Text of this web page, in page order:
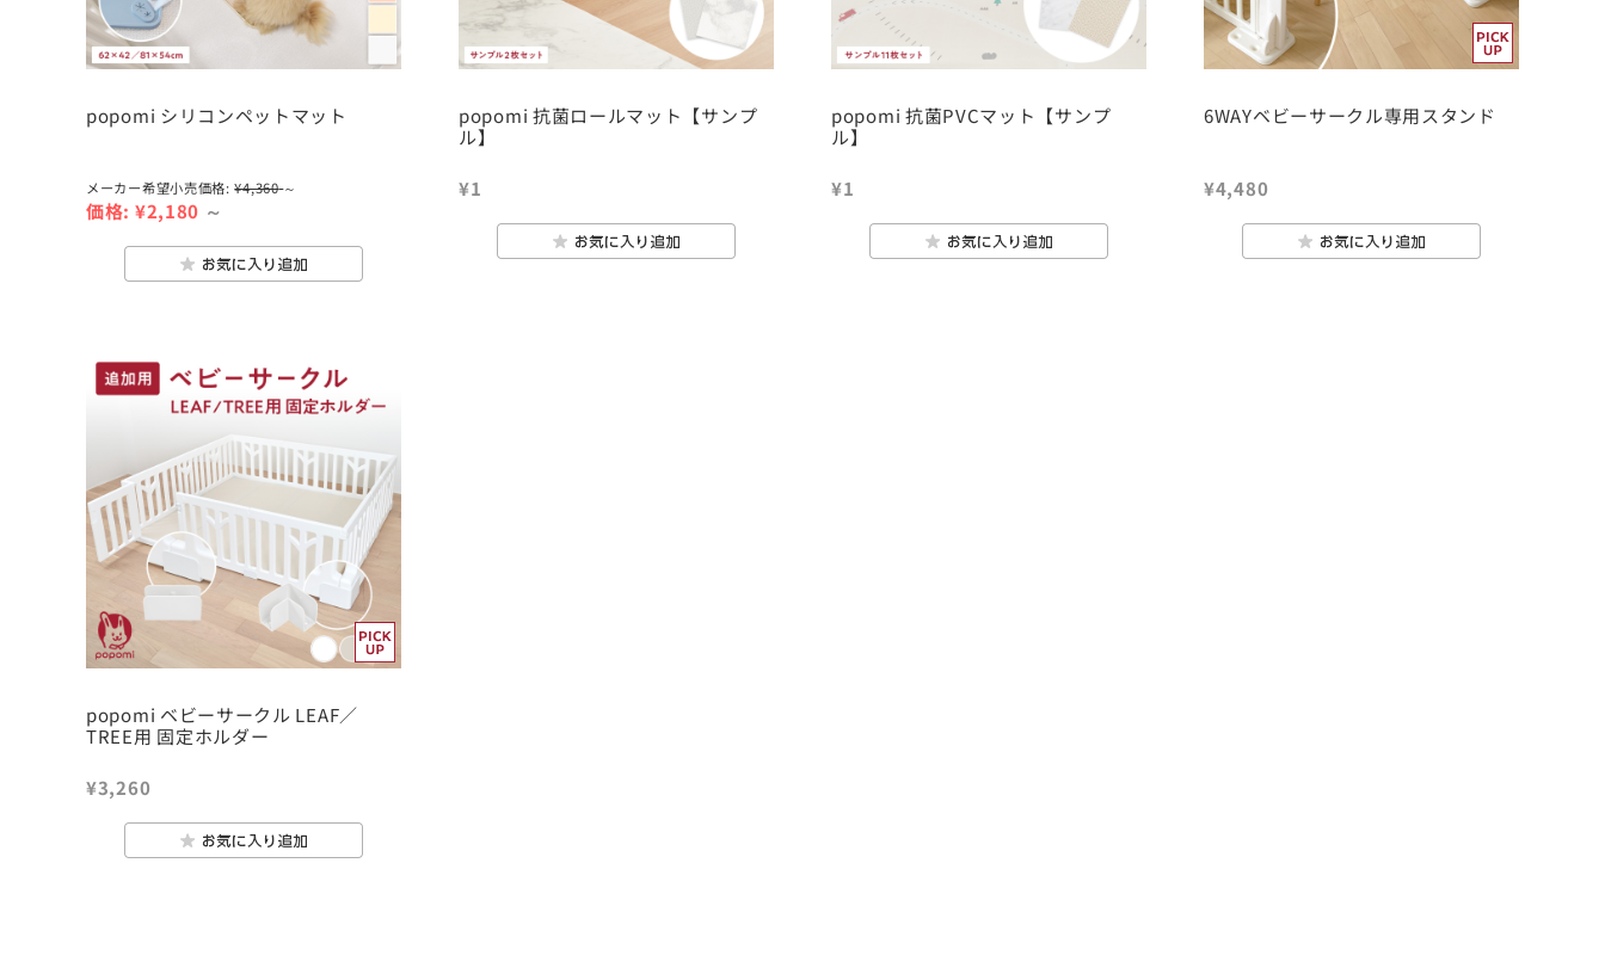
popomi シリコンペットマット
メーカー希望小売価格: ¥4,360 ～
価格: ¥2,180 ～
popomi 抗菌ロールマット【サンプ
ル】
¥1
popomi 抗菌PVCマット【サンプ
ル】
¥1
6WAYベビーサークル専用スタンド
¥4,480
popomi ベビーサークル LEAF／
TREE用 固定ホルダー
¥3,260